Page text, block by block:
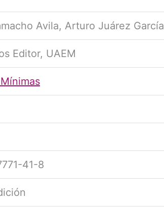
Avila, Arturo Juárez García
Editor, UAEM
41-8